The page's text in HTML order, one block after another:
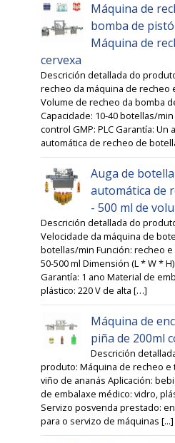
Máquina de
bomba de
Máquina de
cervexa
Descrición detallada do
recheo da máquina de recheo
Volume de recheo da bomba
Capacidade: 10-40 botellas/
control GMP: PLC Garantía: Un
automática de recheo de
Auga de
automática de
- 500 ml de
Descrición detallada do
Velocidade da máquina de
botellas/min Función: recheo
50-500 ml Dimensión (L * W *
Garantía: 1 ano Material de
plástico: 220 V de alta […]
Máquina de
piña de 200ml
Descrición
produto: Máquina de recheo e
viño de ananás Aplicación:
de embalaxe médico: vidro,
Servizo posvenda prestado:
para o servizo de máquinas [...]